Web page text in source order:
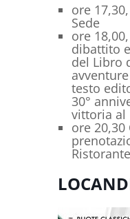
ore
Sede
ore
dibattito
del Libro
testo
30°
vittoria al
ore 20,30